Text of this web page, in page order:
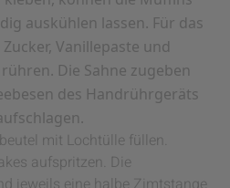
auskühlen lassen. Für das
Vanillepaste und
Die Sahne zugeben
des Handrührgeräts
mit Lochtülle füllen.
aufspritzen. Die